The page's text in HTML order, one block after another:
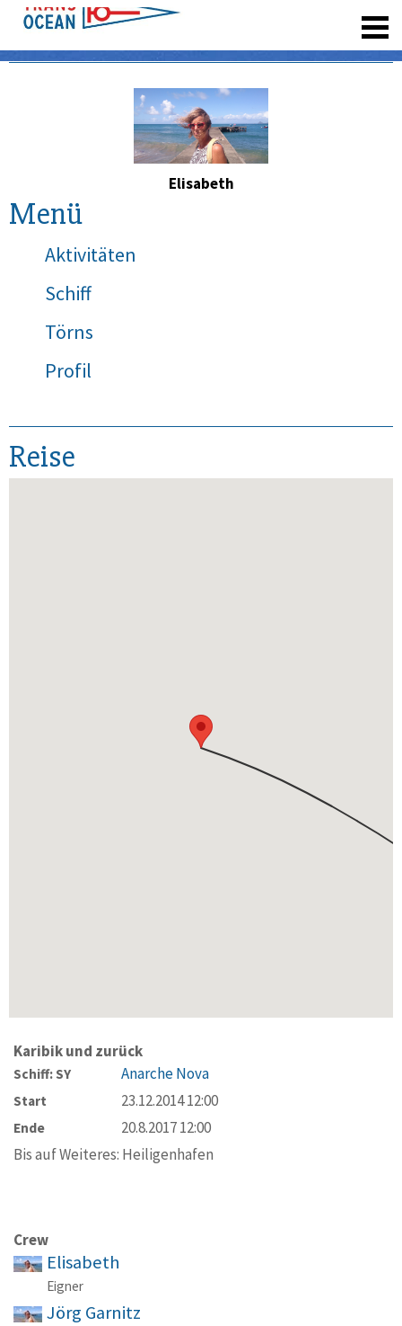
Elisabeth
Menü
Aktivitäten
Schiff
Törns
Profil
Reise
Karibik und zurück
Schiff: SY Anarche Nova
Start 23.12.2014 12:00
Ende
20.8.2017 12:00
Bis auf Weiteres: Heiligenhafen
Crew
Elisabeth
Eigner
Jörg Garnitz